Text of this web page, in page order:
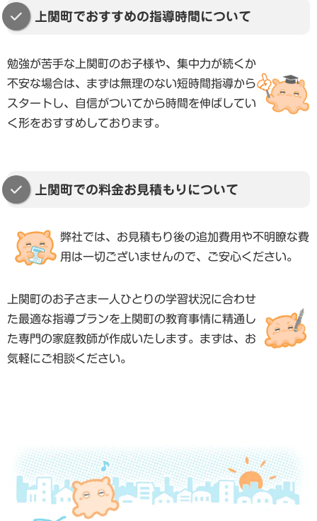
上関町でおすすめの指導時間について
勉強が苦手な上関町のお子様や、集中力が続くか
不安な場合は、まずは無理のない短時間指導から
スタートし、自信がついてから時間を伸ばしてい
く形をおすすめしております。
上関町での料金お見積もりについて
弊社では、お見積もり後の追加費用や不明瞭な費
用は一切ございませんので、ご安心ください。
上関町のお子さま一人ひとりの学習状況に合わせ
た最適な指導プランを上関町の教育事情に精通し
た専門の家庭教師が作成いたします。まずは、お
気軽にご相談ください。